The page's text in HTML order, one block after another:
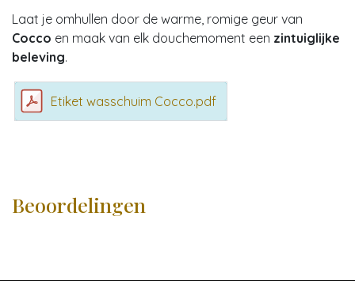
Laat je omhullen door de warme, romige geur van
Cocco en maak van elk douchemoment een zintuiglijke
beleving.
Etiket wasschuim Cocco.pdf
Beoordelingen